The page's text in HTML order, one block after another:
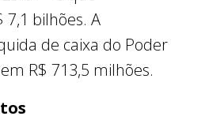
7,1 bilhões. A
de caixa do Poder
R$ 713,5 milhões.